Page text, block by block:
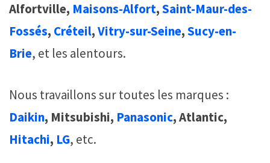
Alfortville, Maisons-Alfort,Saint-Maur-des-
Fossés, Créteil,Vitry-sur-Seine,Sucy-en-
Brie, et les alentours.
Nous travaillons sur toutes les marques :
Daikin, Mitsubishi, Panasonic, Atlantic,
Hitachi, LG, etc.